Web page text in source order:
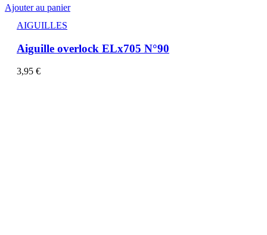
Ajouter au panier
AIGUILLES
Aiguille overlock ELx705 N°90
3,95 €